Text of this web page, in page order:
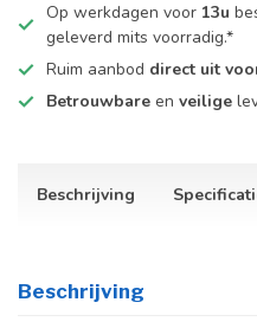
Op werkdagen voor 13u
geleverd mits voorradig.*
Ruim aanbod direct uit
Betrouwbare en veilige
Beschrijving
Beschrijving